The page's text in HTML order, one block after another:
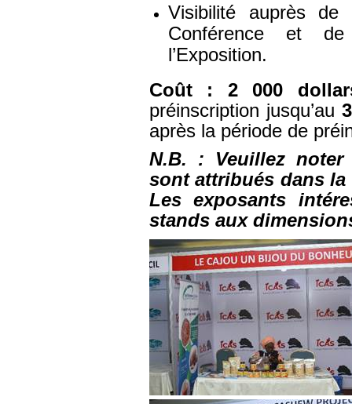
Visibilité auprès
Conférence et
l’Exposition.
Coût :
2 000
préinscription jusqu’au
après la période de
N.B. : Veuillez noter
sont attribués dans
Les exposants
stands aux